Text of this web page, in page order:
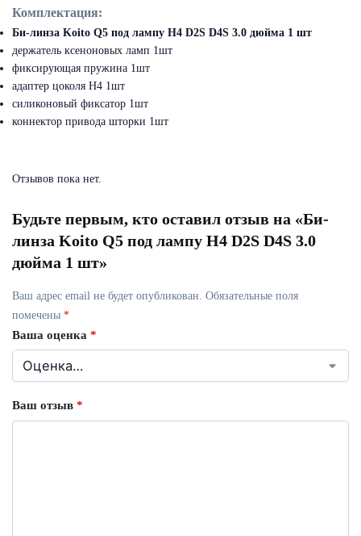
Комплектация:
Би-линза Koito Q5 под лампу H4 D2S D4S 3.0 дюйма 1 шт
держатель ксеноновых ламп 1шт
фиксирующая пружина 1шт
адаптер цоколя Н4 1шт
силиконовый фиксатор 1шт
коннектор привода шторки 1шт
Отзывов пока нет.
Будьте первым, кто оставил отзыв на «Би-
линза Koito Q5 под лампу H4 D2S D4S 3.0
дюйма 1 шт»
Ваш адрес email не будет опубликован. Обязательные поля
помечены *
Ваша оценка *
Ваш отзыв *